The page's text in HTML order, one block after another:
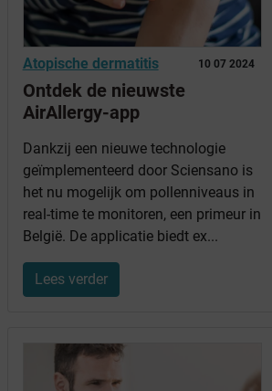
10 07 2024
Atopische dermatitis
Ontdek de nieuwste
AirAllergy-app
Dankzij een nieuwe technologie
geïmplementeerd door Sciensano is
het nu mogelijk om pollenniveaus in
real-time te monitoren, een primeur in
België. De applicatie biedt ex...
Lees verder